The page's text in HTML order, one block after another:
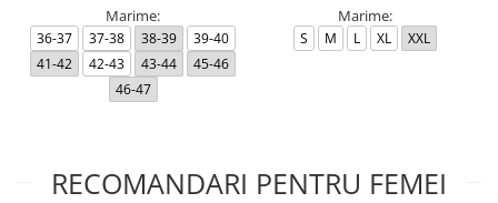
Marime:
36-37 37-38 38-39
39-40
41-42
42-43 43-44
45-46
46-47
Marime:
S M L XL XXL
RECOMANDARI PENTRU FEMEI